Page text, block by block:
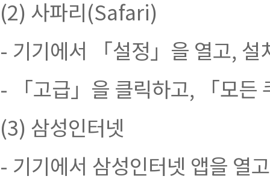
(2) 사파리(Safari)
- 기기에서 「설정」을 열고,
- 「고급」을 클릭하고, 「모든
(3) 삼성인터넷
- 기기에서 삼성인터넷 앱을 열